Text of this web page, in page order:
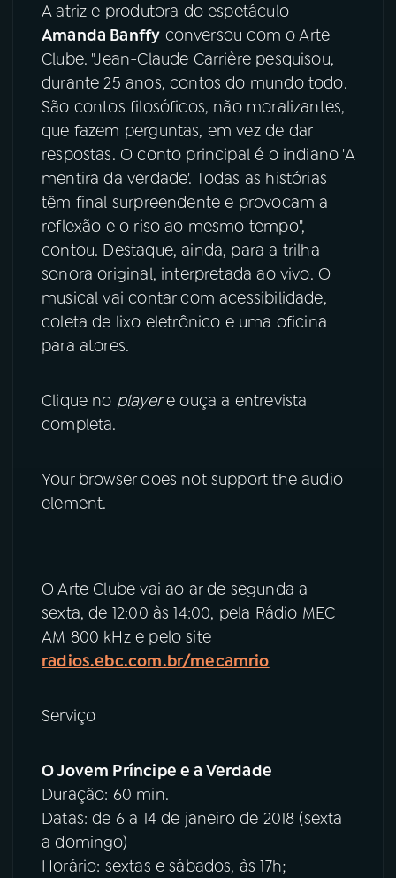
Instagram X
TikTok
A atriz e produtora do espetáculo
Amanda Banffy conversou com o Arte
Clube. "Jean-Claude Carrière pesquisou,
durante 25 anos, contos do mundo todo.
São contos filosóficos, não moralizantes,
que fazem perguntas, em vez de dar
respostas. O conto principal é o indiano 'A
mentira da verdade'. Todas as histórias
têm final surpreendente e provocam a
reflexão e o riso ao mesmo tempo",
contou. Destaque, ainda, para a trilha
sonora original, interpretada ao vivo. O
musical vai contar com acessibilidade,
coleta de lixo eletrônico e uma oficina
para atores.
Clique no playere ouça a entrevista
completa.
Your browser does not support the audio
element.
O Arte Clube vai ao ar de segunda a
sexta, de 12:00 às 14:00, pela Rádio MEC
AM 800 kHz e pelo site
radios.ebc.com.br/mecamrio
Serviço
O Jovem Príncipe e a Verdade
Duração: 60 min.
Datas: de 6 a 14 de janeiro de 2018 (sexta
a domingo)
Horário: sextas e sábados, às 17h;